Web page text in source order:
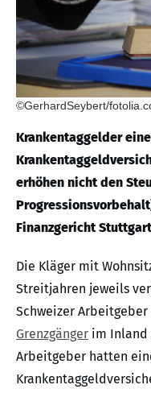
©GerhardSeybert/
Krankentaggelder
erhöhen nicht den
Finanzgericht
Die Kläger mit
Streitjahren jeweils
Schweizer
Grenzgänger im Inland
Arbeitgeber hatten